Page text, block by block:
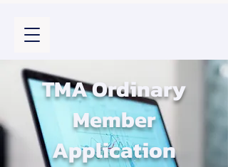
TMA Ordinary
Member
Application